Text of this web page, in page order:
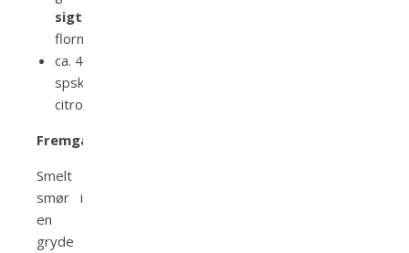
sigtet
flormelis
ca. 4
spsk
citronsaft
Fremgangsmåde
Smelt
smør i
en
gryde